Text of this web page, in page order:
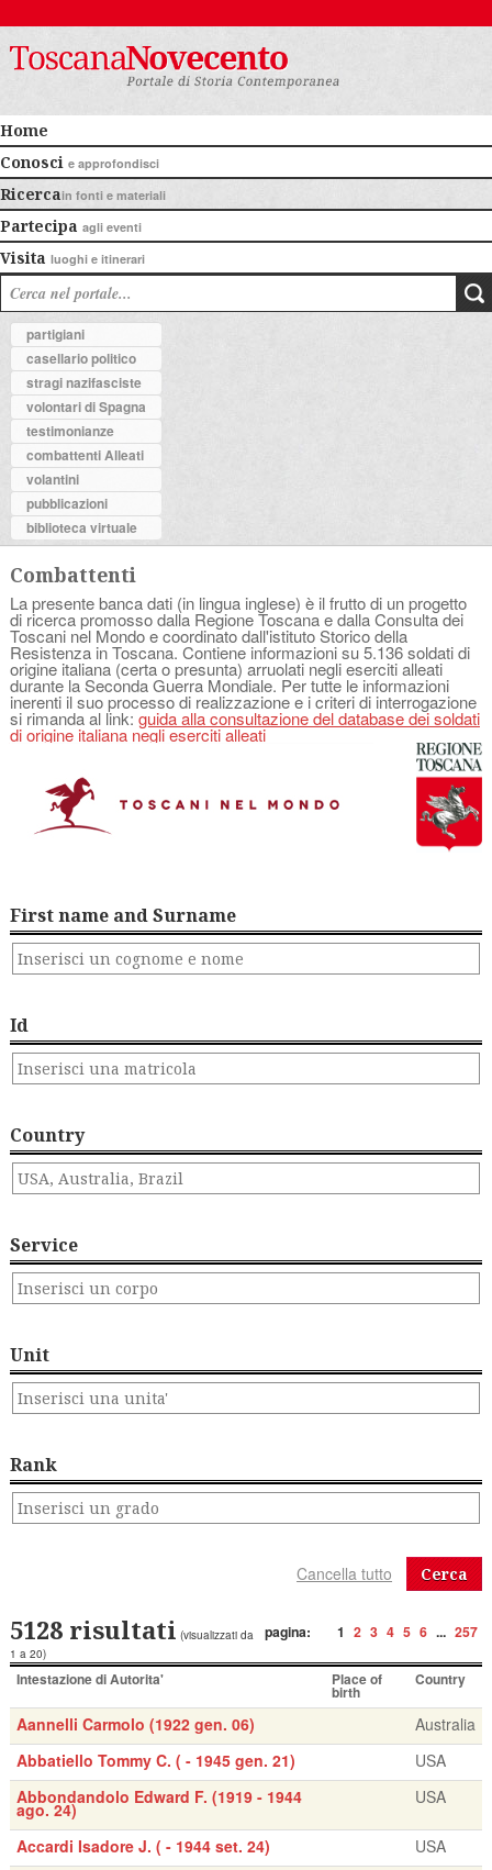
Home
Conosci e approfondisci
Ricercain fonti e materiali
Partecipa agli eventi
Visita luoghi e itinerari
partigiani
casellario politico
stragi nazifasciste
volontari di Spagna
testimonianze
combattenti Alleati
volantini
pubblicazioni
biblioteca virtuale
Combattenti
La presente banca dati (in lingua inglese) è il frutto di un progetto
di ricerca promosso dalla Regione Toscana e dalla Consulta dei
Toscani nel Mondo e coordinato dall'istituto Storico della
Resistenza in Toscana. Contiene informazioni su 5.136 soldati di
origine italiana (certa o presunta) arruolati negli eserciti alleati
durante la Seconda Guerra Mondiale. Per tutte le informazioni
inerenti il suo processo di realizzazione e i criteri di interrogazione
si rimanda al link: guida alla consultazione del database dei soldati
di origine italiana negli eserciti alleati
First name and Surname
Id
Country
Service
Unit
Rank
Cerca
pagina: 1 2 3 4 5 6 ... 257
5128 risultati (visualizzati da
1 a 20)
Intestazione di Autorita' Place of
birth
Country
Aannelli Carmolo (1922 gen. 06)
Australia
Abbatiello Tommy C. ( - 1945 gen. 21)
USA
Abbondandolo Edward F. (1919 - 1944
ago. 24)
USA
Accardi Isadore J. ( - 1944 set. 24)
USA